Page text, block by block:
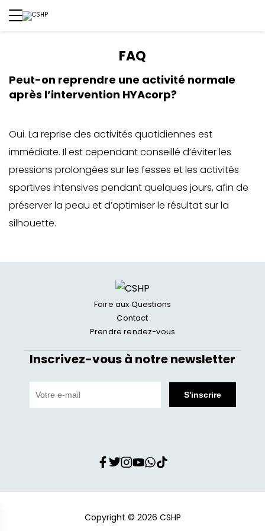
FAQ
Peut-on reprendre une activité normale
après l’intervention HYAcorp?
Oui. La reprise des activités quotidiennes est
immédiate. Il est cependant conseillé d’éviter les
pressions prolongées sur les fesses et les activités
sportives intensives pendant quelques jours, afin de
préserver la peau et d’optimiser le résultat sur la
silhouette.
Foire aux Questions
Contact
Prendre rendez-vous
Inscrivez-vous à notre newsletter
Copyright © 2026 CSHP